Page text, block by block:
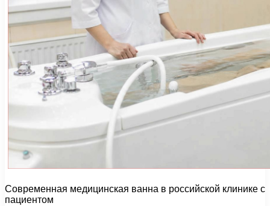
Современная медицинская ванна в российской клинике с
пациентом